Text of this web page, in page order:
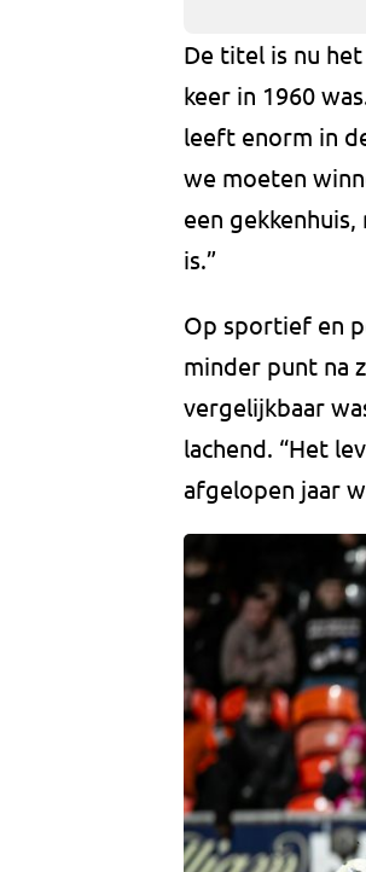
De titel is nu
keer in 1960
leeft enorm in
we moeten
een
is.”
Op sportief en
minder punt na
vergelijkbaar
lachend. “Het
afgelopen jaar